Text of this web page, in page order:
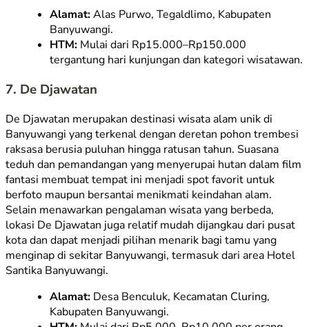
Alamat:Alas Purwo, Tegaldlimo, Kabupaten
Banyuwangi.
HTM: Mulai dari Rp15.000–Rp150.000
tergantung hari kunjungan dan kategori wisatawan.
7. De Djawatan
De Djawatan merupakan destinasi wisata alam unik di
Banyuwangi yang terkenal dengan deretan pohon trembesi
raksasa berusia puluhan hingga ratusan tahun. Suasana
teduh dan pemandangan yang menyerupai hutan dalam film
fantasi membuat tempat ini menjadi spotfavorit untuk
berfoto maupun bersantai menikmati keindahan alam.
Selain menawarkan pengalaman wisata yang berbeda,
lokasi De Djawatan juga relatif mudah dijangkau dari pusat
kota dan dapat menjadi pilihan menarik bagi tamu yang
menginap di sekitar Banyuwangi, termasuk dari area Hotel
Santika Banyuwangi.
Alamat: Desa Benculuk, Kecamatan Cluring,
Kabupaten Banyuwangi.